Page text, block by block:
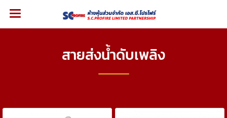
สายส่งน้ำดับเพลิง